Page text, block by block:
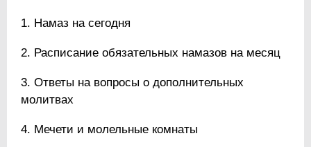
Намаз на сегодня
Расписание обязательных намазов на месяц
Ответы на вопросы о дополнительных
молитвах
Мечети и молельные комнаты